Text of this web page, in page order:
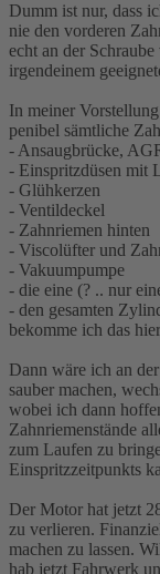
Dumm ist nur, dass
nie den vorderen
echt an der
irgendeinem
In meiner
penibel sämtliche
- Ansaugbrücke,
- Einspritzdüsen mit
- Glühkerzen
- Ventildeckel
- Zahnriemen hinten
- Viscolüfter und
- Vakuumpumpe
- die eine (? .. nur
- den gesamten
bekomme ich das
Dann wäre ich an
sauber machen,
wobei ich dann
Zahnriemenstände
zum Laufen zu
Einspritzzeitpunkts
Der Motor hat jetzt
zu verlieren.
machen zu lassen.
hab jetzt Fahrwerk